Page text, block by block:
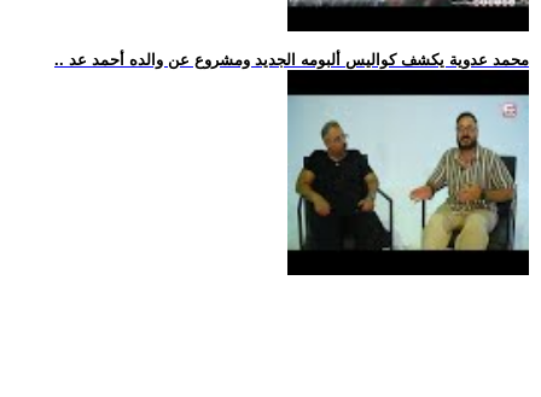
.. محمد عدوية يكشف كواليس ألبومه الجديد ومشروع عن والده أحمد عد